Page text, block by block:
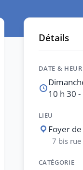
Détails
DATE &
10 h 30
LIEU
Foyer
7 bis rue
CATÉGORIE